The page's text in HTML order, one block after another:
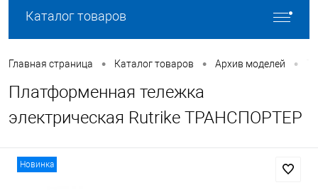
Каталог товаров
Главная страница • Каталог товаров • Архив моделей •
Платформенная тележка
электрическая Rutrike ТРАНСПОРТЕР
Новинка